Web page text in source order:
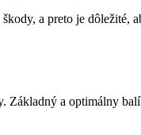
a preto je
Základný a optimálny